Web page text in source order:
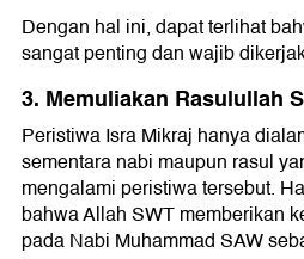
Dengan hal ini, dapat terlihat
sangat penting dan wajib
3. Memuliakan Rasulullah
Peristiwa Isra Mikraj hanya
sementara nabi maupun rasul
mengalami peristiwa tersebut.
bahwa Allah SWT memberikan
pada Nabi Muhammad SAW